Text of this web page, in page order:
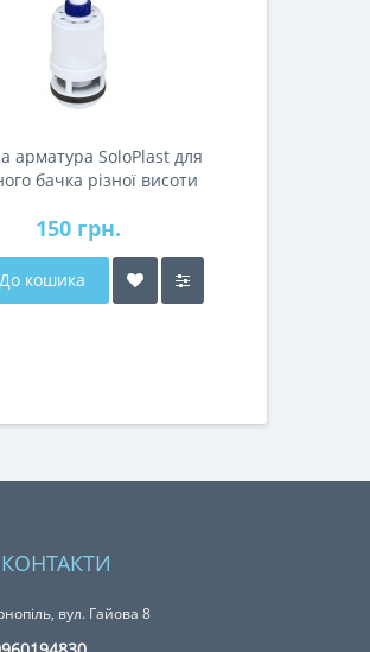
арматура SoloPlast для
бачка різної висоти
150 грн.
До кошика
вул. Гайова 8